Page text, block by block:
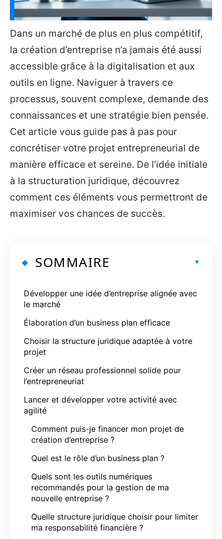
Dans un marché de plus en plus compétitif,
la création d’entreprise n’a jamais été aussi
accessible grâce à la digitalisation et aux
outils en ligne. Naviguer à travers ce
processus, souvent complexe, demande des
connaissances et une stratégie bien pensée.
Cet article vous guide pas à pas pour
concrétiser votre projet entrepreneurial de
manière efficace et sereine. De l’idée initiale
à la structuration juridique, découvrez
comment ces éléments vous permettront de
maximiser vos chances de succès.
SOMMAIRE
Développer une idée d’entreprise alignée avec
le marché
Élaboration d’un business plan efficace
Choisir la structure juridique adaptée à votre
projet
Créer un réseau professionnel solide pour
l’entrepreneuriat
Lancer et développer votre activité avec
agilité
Comment puis-je financer mon projet de
création d’entreprise ?
Quel est le rôle d’un business plan ?
Quels sont les outils numériques
recommandés pour la gestion de ma
nouvelle entreprise ?
Quelle structure juridique choisir pour limiter
ma responsabilité financière ?